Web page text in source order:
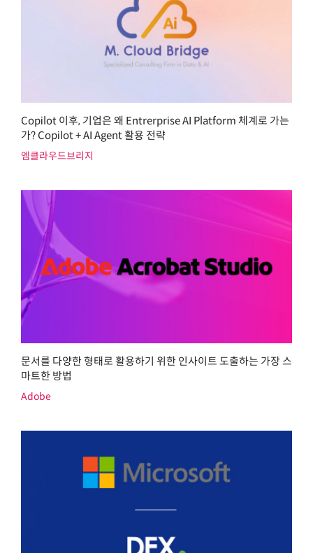
Copilot 이후, 기업은 왜 Entrerprise AI Platform 체계로 가는
가? Copilot + AI Agent 활용 전략
엠클라우드브리지
문서를 다양한 형태로 활용하기 위한 인사이트 도출하는 가장 스
마트한 방법
Adobe